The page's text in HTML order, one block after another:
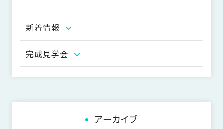
ビ
シ
ン
新着情報
完成見学会
アーカイブ